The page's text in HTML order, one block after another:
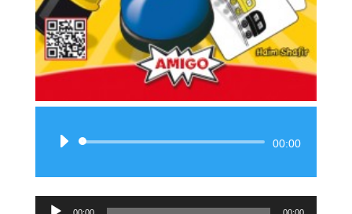
Lecteur
00:00
Lecteur